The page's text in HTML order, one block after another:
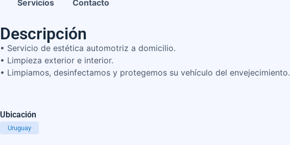
Servicios Contacto
Descripción
• Servicio de estética automotriz a domicilio.
• Limpieza exterior e interior.
• Limpiamos, desinfectamos y protegemos su vehículo del envejecimiento.
Ubicación
Uruguay